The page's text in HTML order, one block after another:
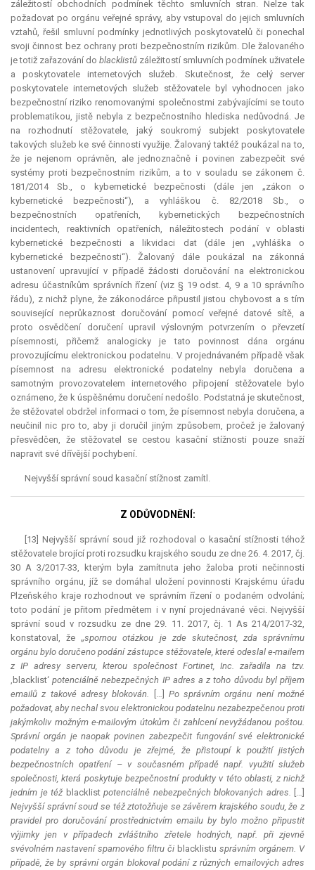
záležitostí obchodních podmínek těchto smluvních stran. Nelze tak
požadovat po orgánu veřejné správy, aby vstupoval do jejich smluvních
vztahů, řešil smluvní podmínky jednotlivých poskytovatelů či ponechal
svoji činnost bez ochrany proti bezpečnostním rizikům. Dle žalovaného
je totiž zařazování do blacklistů záležitostí smluvních podmínek uživatele
a poskytovatele internetových služeb. Skutečnost, že celý server
poskytovatele internetových služeb stěžovatele byl vyhodnocen jako
bezpečnostní riziko renomovanými společnostmi zabývajícími se touto
problematikou, jistě nebyla z bezpečnostního hlediska nedůvodná. Je
na rozhodnutí stěžovatele, jaký soukromý subjekt poskytovatele
takových služeb ke své činnosti využije. Žalovaný taktéž poukázal na to,
že je nejenom oprávněn, ale jednoznačně i povinen zabezpečit své
systémy proti bezpečnostním rizikům, a to v souladu se zákonem č.
181/2014 Sb., o kybernetické bezpečnosti (dále jen „zákon o
kybernetické bezpečnosti“), a vyhláškou č. 82/2018 Sb., o
bezpečnostních opatřeních, kybernetických bezpečnostních
incidentech, reaktivních opatřeních, náležitostech podání v oblasti
kybernetické bezpečnosti a likvidaci dat (dále jen „vyhláška o
kybernetické bezpečnosti“). Žalovaný dále poukázal na zákonná
ustanovení upravující v případě žádosti doručování na elektronickou
adresu účastníkům správních řízení (viz § 19 odst. 4, 9 a 10 správního
řádu), z nichž plyne, že zákonodárce připustil jistou chybovost a s tím
související neprůkaznost doručování pomocí veřejné datové sítě, a
proto osvědčení doručení upravil výslovným potvrzením o převzetí
písemnosti, přičemž analogicky je tato povinnost dána orgánu
provozujícímu elektronickou podatelnu. V projednávaném případě však
písemnost na adresu elektronické podatelny nebyla doručena a
samotným provozovatelem internetového připojení stěžovatele bylo
oznámeno, že k úspěšnému doručení nedošlo. Podstatná je skutečnost,
že stěžovatel obdržel informaci o tom, že písemnost nebyla doručena, a
neučinil nic pro to, aby ji doručil jiným způsobem, pročež je žalovaný
přesvědčen, že stěžovatel se cestou kasační stížnosti pouze snaží
napravit své dřívější pochybení.
Nejvyšší správní soud kasační stížnost zamítl.
Z ODŮVODNĚNÍ:
[13] Nejvyšší správní soud již rozhodoval o kasační stížnosti téhož
stěžovatele brojící proti rozsudku krajského soudu ze dne 26. 4. 2017, čj.
30 A 3/2017-33, kterým byla zamítnuta jeho žaloba proti nečinnosti
správního orgánu, jíž se domáhal uložení povinnosti Krajskému úřadu
Plzeňského kraje rozhodnout ve správním řízení o podaném odvolání;
toto podání je přitom předmětem i v nyní projednávané věci. Nejvyšší
správní soud v rozsudku ze dne 29. 11. 2017, čj. 1 As 214/2017-32,
konstatoval, že „spornou otázkou je zde skutečnost, zda správnímu
orgánu bylo doručeno podání zástupce stěžovatele, které odeslal e-mailem
z IP adresy serveru, kterou společnost Fortinet, Inc. zařadila na tzv.
‚blacklist‘ potenciálně nebezpečných IP adres a z toho důvodu byl příjem
emailů z takové adresy blokován. […] Po správním orgánu není možné
požadovat, aby nechal svou elektronickou podatelnu nezabezpečenou proti
jakýmkoliv možným e-mailovým útokům či zahlcení nevyžádanou poštou.
Správní orgán je naopak povinen zabezpečit fungování své elektronické
podatelny a z toho důvodu je zřejmé, že přistoupí k použití jistých
bezpečnostních opatření – v současném případě např. využití služeb
společnosti, která poskytuje bezpečnostní produkty v této oblasti, z nichž
jedním je též blacklist potenciálně nebezpečných blokovaných adres. […]
Nejvyšší správní soud se též ztotožňuje se závěrem krajského soudu, že z
pravidel pro doručování prostřednictvím emailu by bylo možno připustit
výjimky jen v případech zvláštního zřetele hodných, např. při zjevně
svévolném nastavení spamového filtru či blacklistu správním orgánem. V
případě, že by správní orgán blokoval podání z různých emailových adres